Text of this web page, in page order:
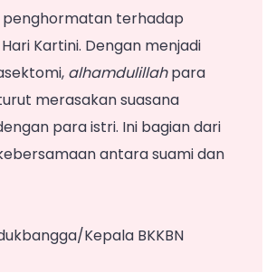
penghormatan terhadap
Kartini. Dengan menjadi
alhamdulillahpara
merasakan suasana
para istri. Ini bagian dari
antara suami dan
Kepala BKKBN